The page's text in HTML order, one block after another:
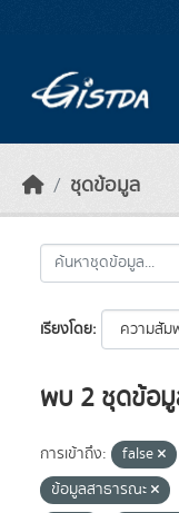
ชุดข้อมูล
เรียงโดย
พบ 2 ชุดข้อ
การเข้าถึง: false
ข้อมูลสาธารณะ